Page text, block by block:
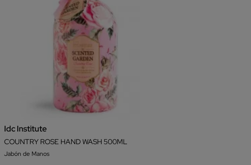
Idc Institute
COUNTRY ROSE HAND WASH 500ML
Jabón de Manos